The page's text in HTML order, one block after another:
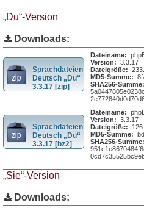
„Du“-Version
Downloads:
Sprachdateien
Deutsch „Du“
3.3.17 [zip]
Dateiname:
Version: 3.3.17
Dateigröße:
MD5-Summe:
SHA256-Summe:
Sprachdateien
Deutsch „Du“
3.3.17 [bz2]
Dateiname:
Version: 3.3.17
Dateigröße:
MD5-Summe:
SHA256-Summe:
„Sie“-Version
Downloads: